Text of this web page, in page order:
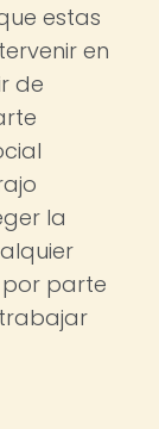
estas
en
de
la
por parte